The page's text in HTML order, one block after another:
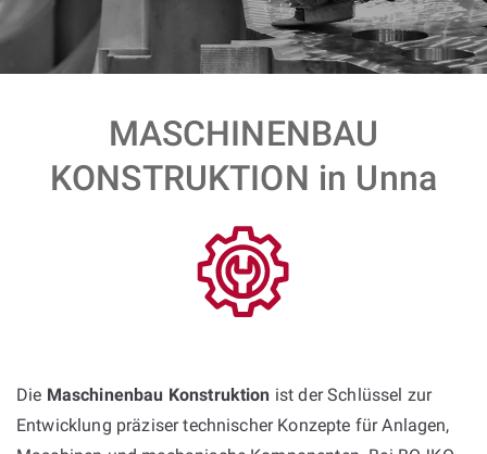
MASCHINENBAU
KONSTRUKTION in Unna
Die Maschinenbau Konstruktion ist der Schlüssel zur
Entwicklung präziser technischer Konzepte für Anlagen,